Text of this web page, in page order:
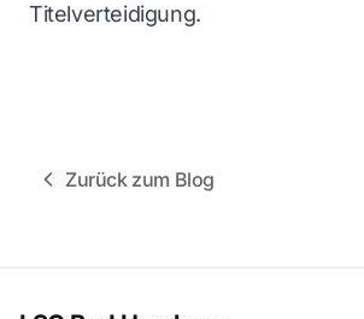
Titelverteidigung.
Zurück zum Blog